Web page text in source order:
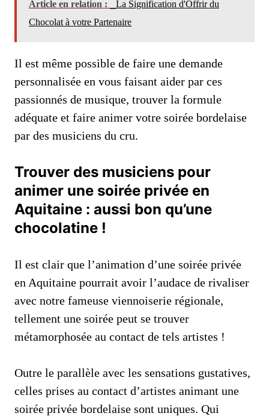
Article en relation :
La Signification d'Offrir du
Chocolat à votre Partenaire
Il est même possible de faire une demande
personnalisée en vous faisant aider par ces
passionnés de musique, trouver la formule
adéquate et faire animer votre soirée bordelaise
par des musiciens du cru.
Trouver des musiciens pour
animer une soirée privée en
Aquitaine : aussi bon qu’une
chocolatine !
Il est clair que l’animation d’une soirée privée
en Aquitaine pourrait avoir l’audace de rivaliser
avec notre fameuse viennoiserie régionale,
tellement une soirée peut se trouver
métamorphosée au contact de tels artistes !
Outre le parallèle avec les sensations gustatives,
celles prises au contact d’artistes animant une
soirée privée bordelaise sont uniques. Qui